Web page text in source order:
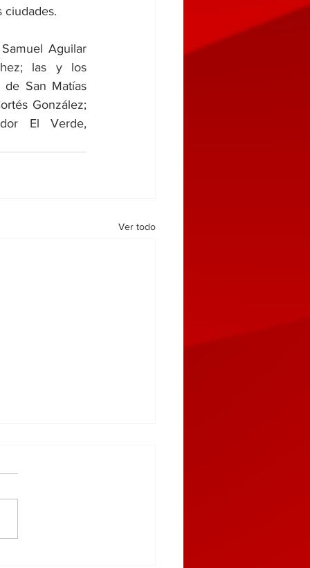
ciudades.
Aguilar
las y los
de San Matías
González;
El Verde,
Ver todo